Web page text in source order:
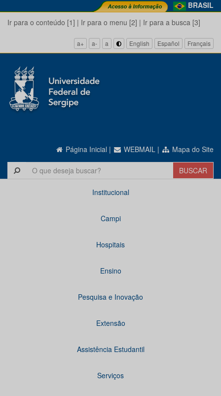
BRASIL
Ir para o conteúdo [1] | Ir para o menu [2] | Ir para a busca [3]
a+ a- a English Español Français
Página Inicial | WEBMAIL | Mapa do Site
Institucional
Campi
Hospitais
Ensino
Pesquisa e Inovação
Extensão
Assistência Estudantil
Serviços